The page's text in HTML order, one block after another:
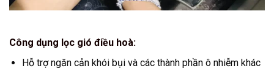
Công dụng lọc gió điều hoà:
Hỗ trợ ngăn cản khói bụi và các thành phần ô nhiễm khác